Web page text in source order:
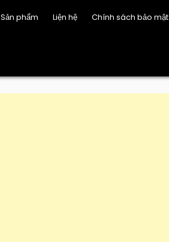
Sản phẩm Liện hệ Chính sách bảo mật